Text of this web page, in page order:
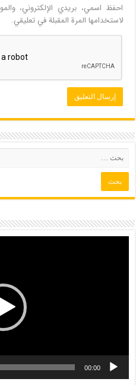
احفظ اسمي، بريدي الإلكتروني،
لاستخدامها المرة المقبلة في تعليقي.
00:00